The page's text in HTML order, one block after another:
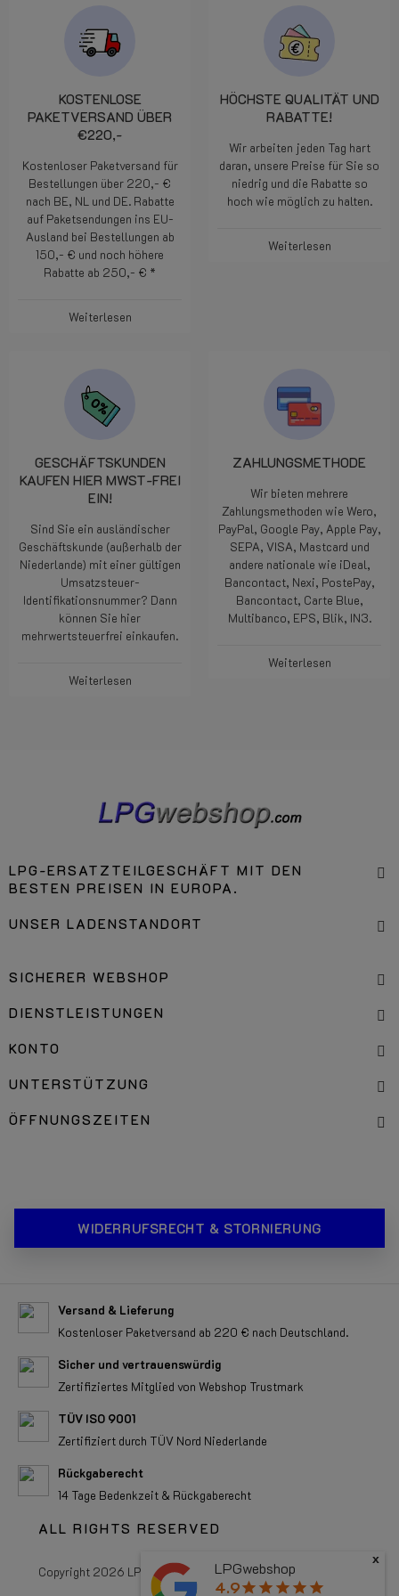
KOSTENLOSE
PAKETVERSAND ÜBER
€220,-
Kostenloser Paketversand für
Bestellungen über 220,- €
nach BE, NL und DE. Rabatte
auf Paketsendungen ins EU-
Ausland bei Bestellungen ab
150,- € und noch höhere
Rabatte ab 250,- € *
Weiterlesen
HÖCHSTE QUALITÄT UND
RABATTE!
Wir arbeiten jeden Tag hart
daran, unsere Preise für Sie so
niedrig und die Rabatte so
hoch wie möglich zu halten.
Weiterlesen
GESCHÄFTSKUNDEN
KAUFEN HIER MWST-FREI
EIN!
Sind Sie ein ausländischer
Geschäftskunde (außerhalb der
Niederlande) mit einer gültigen
Umsatzsteuer-
Identifikationsnummer? Dann
können Sie hier
mehrwertsteuerfrei einkaufen.
Weiterlesen
ZAHLUNGSMETHODE
Wir bieten mehrere
Zahlungsmethoden wie Wero,
PayPal, Google Pay, Apple Pay,
SEPA, VISA, Mastcard und
andere nationale wie iDeal,
Bancontact, Nexi, PostePay,
Bancontact, Carte Blue,
Multibanco, EPS, Blik, IN3.
Weiterlesen
LPG-ERSATZTEILGESCHÄFT MIT DEN
BESTEN PREISEN IN EUROPA.
UNSER LADENSTANDORT
SICHERER WEBSHOP
DIENSTLEISTUNGEN
KONTO
UNTERSTÜTZUNG
ÖFFNUNGSZEITEN
WIDERRUFSRECHT & STORNIERUNG
Versand & Lieferung
Kostenloser Paketversand ab 220 € nach Deutschland.
Sicher und vertrauenswürdig
Zertifiziertes Mitglied von Webshop Trustmark
TÜV ISO 9001
Zertifiziert durch TÜV Nord Niederlande
Rückgaberecht
14 Tage Bedenkzeit & Rückgaberecht
ALL RIGHTS RESERVED
Copyright 2026 LPGwebshop.com - Alle Rechte vorbehalten.
LPGwebshop
4.9star star star star star
x